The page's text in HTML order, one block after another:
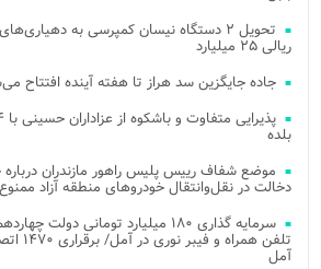
تحویل ۲ دستگاه نیسان کمپرسی به
ریالی ۲۵ میلیارد
جاده جایگزین سد هراز تا هفته آینده افتتاح
بلده
موضع شفاف رییس پلیس راهور مازندران
دخالت در نقل‌وانتقال خودروهای منطقه آزاد ممنوع
سرمایه گذاری ۱۸۰ میلیارد تومانی
تلفن
آمل